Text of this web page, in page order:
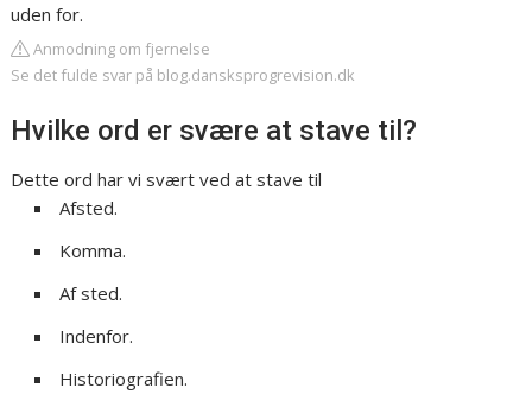
uden for.
Anmodning om fjernelse
Se det fulde svar på blog.dansksprogrevision.dk
Hvilke ord er svære at stave til?
Dette ord har vi svært ved at stave til
Afsted.
Komma.
Af sted.
Indenfor.
Historiografien.